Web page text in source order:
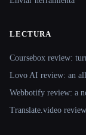
LECTURA
Coursebox review:
Lovo AI review: an
Webbotify review: a
Translate.video